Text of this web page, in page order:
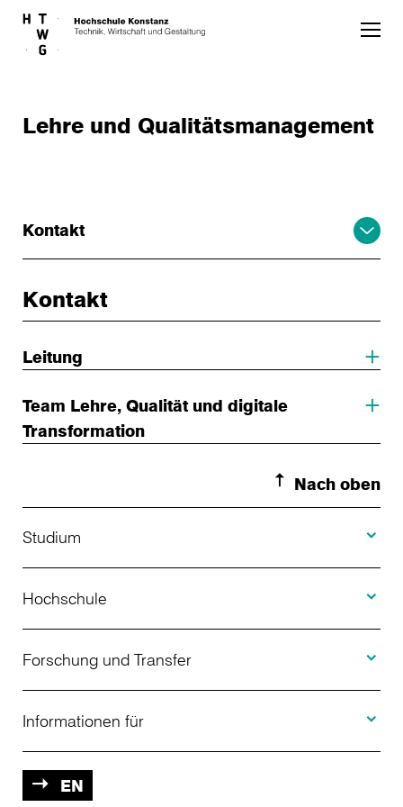
Skip to main content
Lehre und Qualitätsmanagement
Kontakt
Kontakt
Leitung
Team Lehre, Qualität und digitale
Transformation
Nach oben
Studium
Studienangebot
Bewerbung
Studienberatung
Weiterbildung
Hochschule
Über uns
Aktuelles
Veranstaltungen
Forschung und Transfer
Projekte
Informationen für
Studieninteressierte
EN